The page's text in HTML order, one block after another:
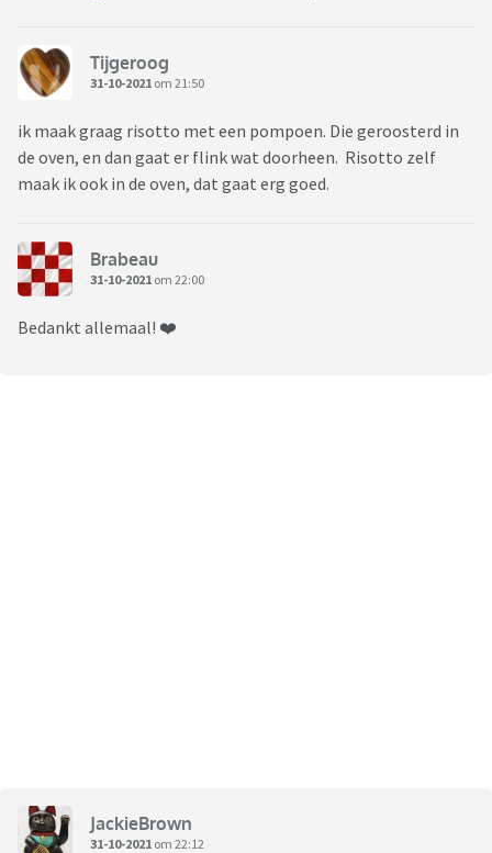
Tijgeroog
31-10-2021 om 21:50
ik maak graag risotto met een pompoen. Die geroosterd in
de oven, en dan gaat er flink wat doorheen. Risotto zelf
maak ik ook in de oven, dat gaat erg goed.
Brabeau
31-10-2021 om 22:00
Bedankt allemaal! ❤️
JackieBrown
31-10-2021 om 22:12